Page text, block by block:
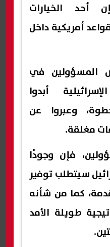
أحد الخيارات
أمريكية داخل
المسؤولين في
أبدوا
وعبروا عن
مغلقة.
فإن وجودًا
سيتطلب توفير
كما من شأنه
طويلة الأمد